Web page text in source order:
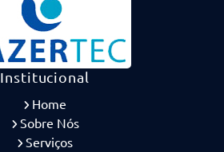
Institucional
Home
Sobre Nós
Serviços